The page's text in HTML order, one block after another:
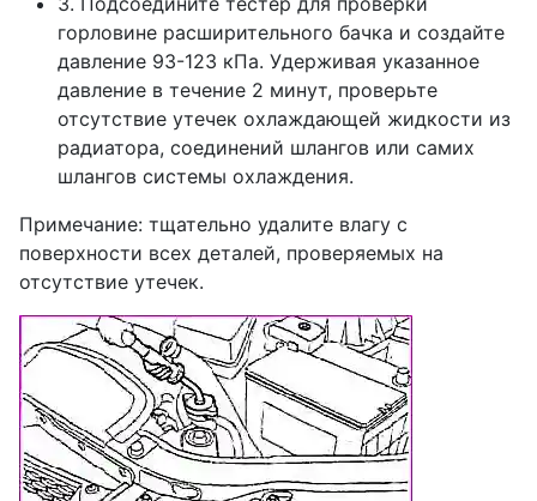
горловине расширительного бачка и создайте
давление 93-123 кПа. Удерживая указанное
давление в течение 2 минут, проверьте
отсутствие утечек охлаждающей жидкости из
радиатора, соединений шлангов или самих
шлангов системы охлаждения.
Примечание: тщательно удалите влагу с
поверхности всех деталей, проверяемых на
отсутствие утечек.